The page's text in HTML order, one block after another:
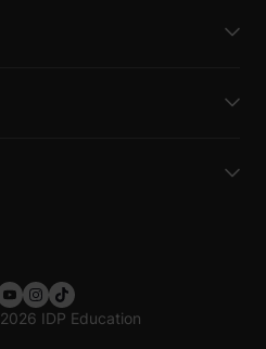
2026 IDP Education